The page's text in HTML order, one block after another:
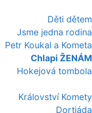
Děti dětem
Jsme jedna rodina
Petr Koukal a Kometa
Chlapi ŽENÁM
Hokejová tombola
Království Komety
Dortiáda